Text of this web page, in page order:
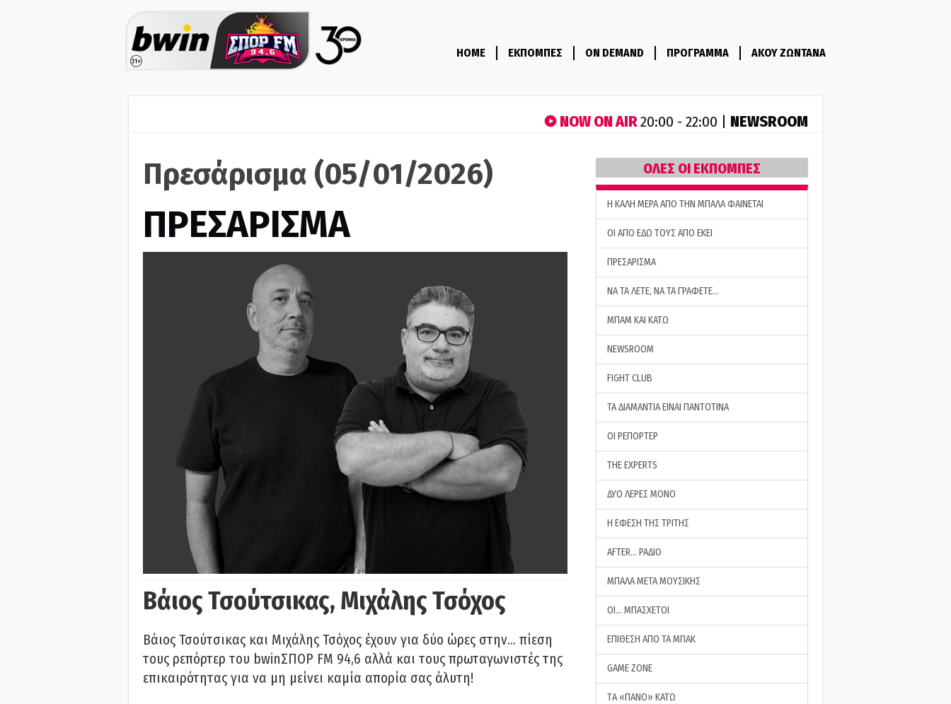
HOME ΕΚΠΟΜΠΕΣ ON DEMAND ΠΡΟΓΡΑΜΜΑ ΑΚΟΥ ΖΩΝΤΑΝΑ
NOW ON AIR20:00 - 22:00 | NEWSROOM
Πρεσάρισμα (05/01/2026)
ΠΡΕΣΑΡΙΣΜΑ
Βάιος Τσούτσικας, Μιχάλης Τσόχος
Βάιος Τσούτσικας και Μιχάλης Τσόχος έχουν για δύο ώρες στην… πίεση
τους ρεπόρτερ του bwinΣΠΟΡ FM 94,6 αλλά και τους πρωταγωνιστές της
επικαιρότητας για να μη μείνει καμία απορία σας άλυτη!
ΟΛΕΣ ΟΙ ΕΚΠΟΜΠΕΣ
H ΚΑΛΗ ΜΕΡΑ ΑΠΟ ΤΗΝ ΜΠΑΛΑ ΦΑΙΝΕΤΑΙ
ΟΙ ΑΠΟ ΕΔΩ ΤΟΥΣ ΑΠΟ ΕΚΕΙ
ΠΡΕΣΑΡΙΣΜΑ
ΝΑ ΤΑ ΛΕΤΕ, ΝΑ ΤΑ ΓΡΑΦΕΤΕ…
ΜΠΑΜ ΚΑΙ ΚΑΤΩ
NEWSROOM
FIGHT CLUB
ΤΑ ΔΙΑΜΑΝΤΙΑ ΕΙΝΑΙ ΠΑΝΤΟΤΙΝΑ
ΟΙ ΡΕΠΟΡΤΕΡ
THE EXPERTS
ΔΥΟ ΛΕΡΕΣ ΜΟΝΟ
Η ΕΦΕΣΗ ΤΗΣ ΤΡΙΤΗΣ
AFTER… ΡΑΔΙΟ
ΜΠΑΛΑ ΜΕΤΑ ΜΟΥΣΙΚΗΣ
ΟΙ… ΜΠΑΣΧΕΤΟΙ
ΕΠΙΘΕΣΗ ΑΠΟ ΤΑ ΜΠΑΚ
GAME ZONE
ΤA «ΠΑΝΟ» ΚΑΤΩ